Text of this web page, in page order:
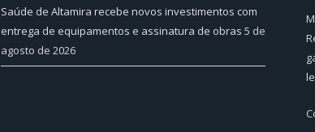
Saúde de Altamira recebe novos investimentos com
entrega de equipamentos e assinatura de obras 5 de
agosto de 2026